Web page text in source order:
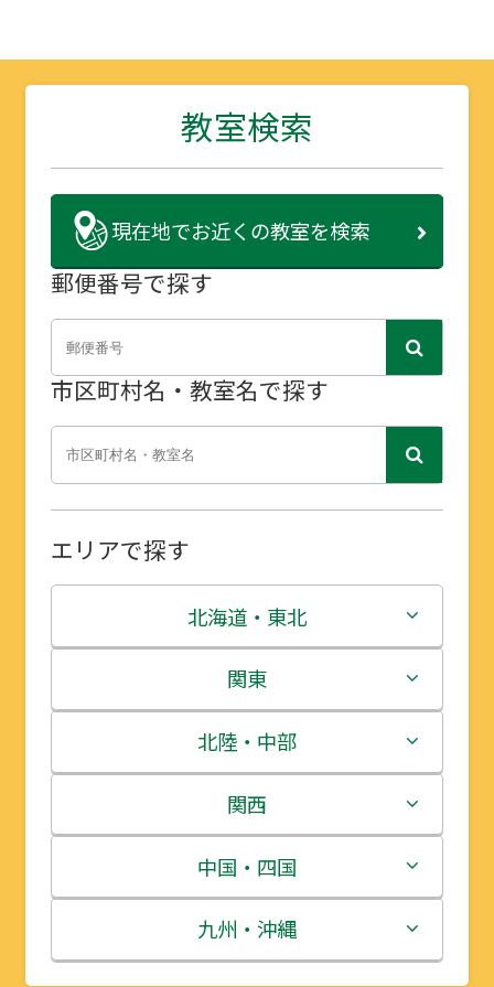
教室検索
現在地でお近くの教室を検索
郵便番号で探す
市区町村名・教室名で探す
エリアで探す
北海道・東北
北海道
青森県
岩手県
宮城県
秋田県
関東
茨城県
栃木県
群馬県
埼玉県
北陸・中部
新潟県
富山県
石川県
関西
三重県
滋賀県
中国・四国
鳥取県
九州・沖縄